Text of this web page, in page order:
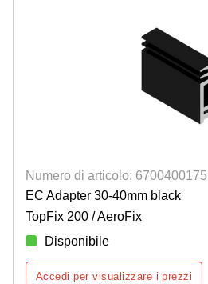
Numero di articolo: 6700400175
EC Adapter 30-40mm black
TopFix 200 / AeroFix
Disponibile
Accedi per visualizzare i prezzi